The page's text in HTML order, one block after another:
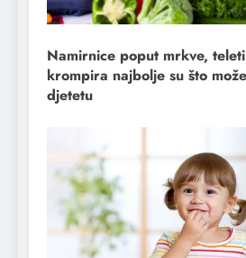
Namirnice poput mrkve,
krompira najbolje su što
djetetu